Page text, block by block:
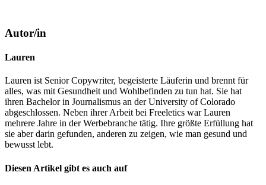
Autor/in
Lauren
Lauren ist Senior Copywriter, begeisterte Läuferin und brennt für
alles, was mit Gesundheit und Wohlbefinden zu tun hat. Sie hat
ihren Bachelor in Journalismus an der University of Colorado
abgeschlossen. Neben ihrer Arbeit bei Freeletics war Lauren
mehrere Jahre in der Werbebranche tätig. Ihre größte Erfüllung hat
sie aber darin gefunden, anderen zu zeigen, wie man gesund und
bewusst lebt.
Diesen Artikel gibt es auch auf